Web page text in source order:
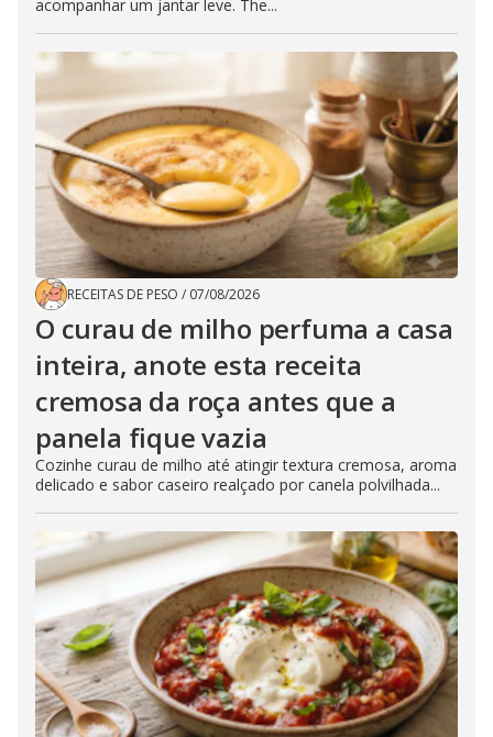
acompanhar um jantar leve. The...
RECEITAS DE PESO / 07/08/2026
O curau de milho perfuma a casa
inteira, anote esta receita
cremosa da roça antes que a
panela fique vazia
Cozinhe curau de milho até atingir textura cremosa, aroma
delicado e sabor caseiro realçado por canela polvilhada...